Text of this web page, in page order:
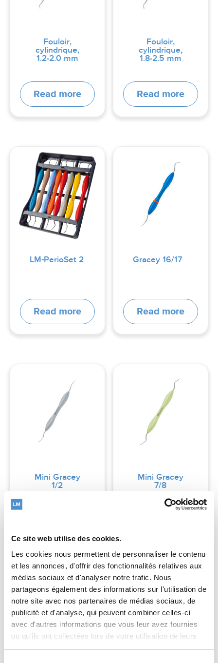
Ce site web utilise des cookies.
Les cookies nous permettent de personnaliser le contenu
et les annonces, d'offrir des fonctionnalités relatives aux
médias sociaux et d'analyser notre trafic. Nous
partageons également des informations sur l'utilisation de
notre site avec nos partenaires de médias sociaux, de
publicité et d'analyse, qui peuvent combiner celles-ci
avec d'autres informations que vous leur avez fournies
ou qu'ils ont collectées lors de votre utilisation de leurs
services.
Fouloir,
cylindrique,
1.2-2.0 mm
Read more
Fouloir,
cylindrique,
1.8-2.5 mm
Read more
LM‑PerioSet 2
Read more
Gracey 16/17
Read more
Mini Gracey
1/2
Mini Gracey
7/8